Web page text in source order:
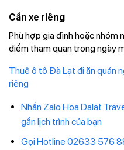
Cần xe riêng
Phù hợp gia đình hoặc nhóm
điểm tham quan trong ngày
Thuê ô tô Đà Lạt đi ăn quán
riêng
Nhắn Zalo Hoa Dalat
gần lịch trình của bạn
Gọi Hotline 02633 576